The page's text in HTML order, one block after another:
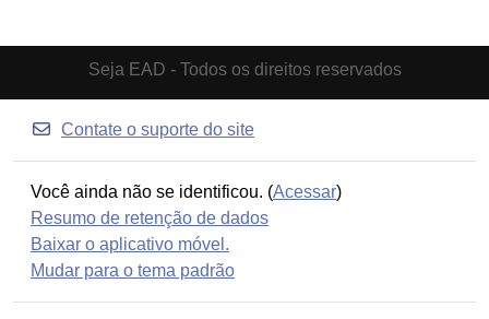
Seja EAD - Todos os direitos reservados
Contate o suporte do site
Você ainda não se identificou. (Acessar)
Resumo de retenção de dados
Baixar o aplicativo móvel.
Mudar para o tema padrão